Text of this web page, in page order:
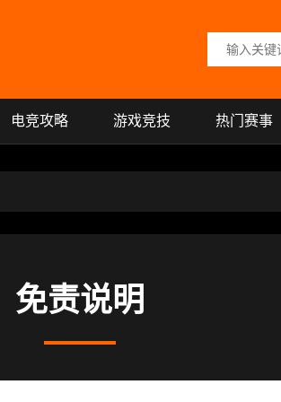
搜索关键词
电竞攻略 游戏竞技 热门赛事
免责说明